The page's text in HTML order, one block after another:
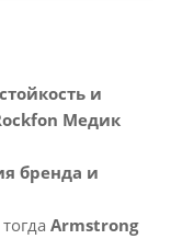
и
Медик
бренда и
Armstrong